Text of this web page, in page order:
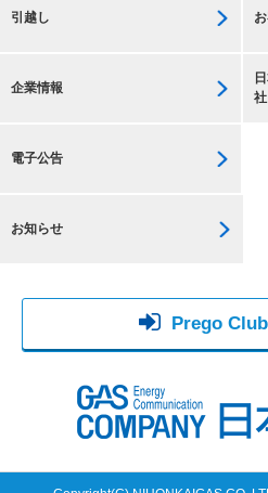
引越し
企業情報
社
電子公告
お知らせ
Prego